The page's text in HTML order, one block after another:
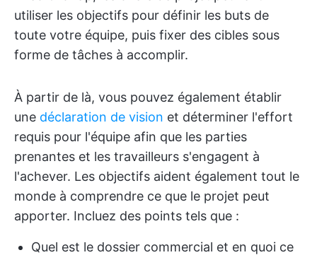
utiliser les objectifs pour définir les buts de
toute votre équipe, puis fixer des cibles sous
forme de tâches à accomplir.
À partir de là, vous pouvez également établir
une déclaration de vision et déterminer l'effort
requis pour l'équipe afin que les parties
prenantes et les travailleurs s'engagent à
l'achever. Les objectifs aident également tout le
monde à comprendre ce que le projet peut
apporter. Incluez des points tels que :
Quel est le dossier commercial et en quoi ce